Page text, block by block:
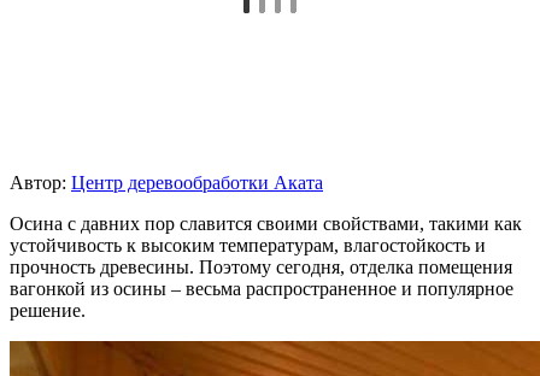
Автор: Центр деревообработки Аката
Осина с давних пор славится своими свойствами, такими как
устойчивость к высоким температурам, влагостойкость и
прочность древесины. Поэтому сегодня, отделка помещения
вагонкой из осины – весьма распространенное и популярное
решение.